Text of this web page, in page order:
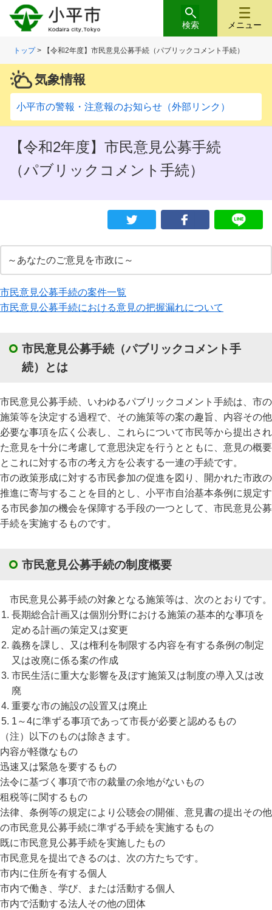
メニュー
検索
トップ> 【令和2年度】市民意見公募手続（パブリックコメント手続）
気象情報
小平市の警報・注意報のお知らせ（外部リンク）
【令和2年度】市民意見公募手続
（パブリックコメント手続）
～あなたのご意見を市政に～
市民意見公募手続の案件一覧
市民意見公募手続における意見の把握漏れについて
市民意見公募手続（パブリックコメント手
続）とは
市民意見公募手続、いわゆるパブリックコメント手続は、市の
施策等を決定する過程で、その施策等の案の趣旨、内容その他
必要な事項を広く公表し、これらについて市民等から提出され
た意見を十分に考慮して意思決定を行うとともに、意見の概要
とこれに対する市の考え方を公表する一連の手続です。
市の政策形成に対する市民参加の促進を図り、開かれた市政の
推進に寄与することを目的とし、小平市自治基本条例に規定す
る市民参加の機会を保障する手段の一つとして、市民意見公募
手続を実施するものです。
市民意見公募手続の制度概要
市民意見公募手続の対象となる施策等は、次のとおりです。
長期総合計画又は個別分野における施策の基本的な事項を
定める計画の策定又は変更
義務を課し、又は権利を制限する内容を有する条例の制定
又は改廃に係る案の作成
市民生活に重大な影響を及ぼす施策又は制度の導入又は改
廃
重要な市の施設の設置又は廃止
1～4に準ずる事項であって市長が必要と認めるもの
（注）以下のものは除きます。
内容が軽微なもの
迅速又は緊急を要するもの
法令に基づく事項で市の裁量の余地がないもの
租税等に関するもの
法律、条例等の規定により公聴会の開催、意見書の提出その他
の市民意見公募手続に準ずる手続を実施するもの
既に市民意見公募手続を実施したもの
市民意見を提出できるのは、次の方たちです。
市内に住所を有する個人
市内で働き、学び、または活動する個人
市内で活動する法人その他の団体